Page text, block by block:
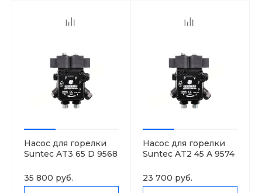
Насос для горелки
Suntec AT3 65 D 9568
35 800 руб.
Насос для горелки
Suntec AT2 45 A 9574
23 700 руб.